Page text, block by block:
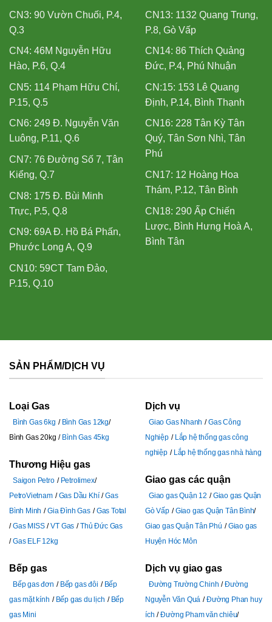
CN3: 90 Vườn Chuối, P.4,
Q.3
CN4: 46M Nguyễn Hữu
Hào, P.6, Q.4
CN5: 114 Phạm Hữu Chí,
P.15, Q.5
CN6: 249 Đ. Nguyễn Văn
Luông, P.11, Q.6
CN7: 76 Đường Số 7, Tân
Kiểng, Q.7
CN8: 175 Đ. Bùi Minh
Trực, P.5, Q.8
CN9: 69A Đ. Hồ Bá Phấn,
Phước Long A, Q.9
CN10: 59CT Tam Đảo,
P.15, Q.10
CN13: 1132 Quang Trung,
P.8, Gò Vấp
CN14: 86 Thích Quảng
Đức, P.4, Phú Nhuận
CN:15: 153 Lê Quang
Định, P.14, Bình Thạnh
CN16: 228 Tân Kỳ Tân
Quý, Tân Sơn Nhì, Tân
Phú
CN17: 12 Hoàng Hoa
Thám, P.12, Tân Bình
CN18: 290 Ấp Chiến
Lược, Bình Hưng Hoà A,
Bình Tân
SẢN PHẨM/DỊCH VỤ
Loại Gas
Bình Gas 6kg
Bình Gas 12kg
Bình Gas 20kg
Bình Gas 45kg
Thương Hiệu gas
Saigon Petro
Petrolimex
PetroVietnam
Gas Dầu Khí
Gas
Bình Minh
Gia Đình Gas
Gas Total
Gas MISS
VT Gas
Thủ Đức Gas
Gas ELF 12kg
Bếp gas
Bếp gas đơn Bếp gas đôi
Bếp
gas mặt kính
Bếp gas du lịch
Bếp
gas Mini
Dịch vụ
Giao Gas Nhanh
Gas Công
Nghiệp
Lắp hệ thống gas công
nghiệp
Lắp hệ thống gas nhà hàng
Giao gas các quận
Giao gas Quận 12
Giao gas Quận
Gò Vấp
Giao gas Quận Tân Bình
Giao gas Quận Tân Phú
Giao gas
Huyện Hóc Môn
Dịch vụ giao gas
Đường Trường Chinh
Đường
Nguyễn Văn Quá
Đường Phan huy
ích
Đường Pham văn chiêu